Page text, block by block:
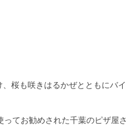
桜も咲きはるかぜとともにバイ
てお勧めされた千葉のピザ屋さ